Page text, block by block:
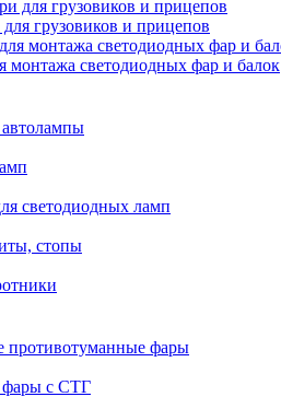
грузовиков и прицепов
монтажа светодиодных фар и балок
светодиодных ламп
стопы
противотуманные фары
фары с СТГ